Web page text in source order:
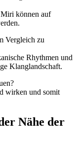
können auf
Vergleich zu
Rhythmen und
Klanglandschaft.
wirken und somit
Nähe der